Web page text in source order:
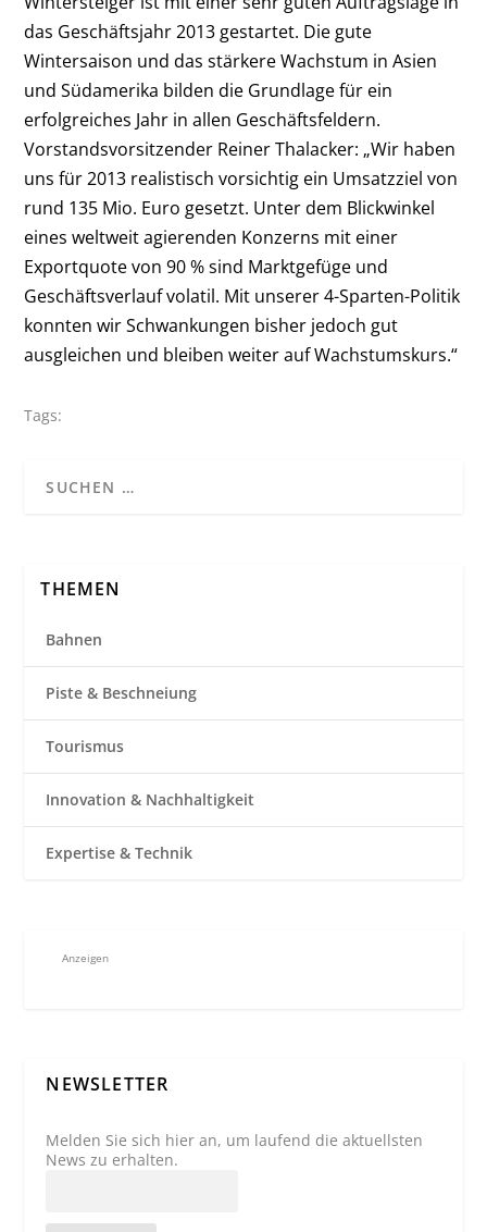
das Geschäftsjahr 2013 gestartet. Die gute
Wintersaison und das stärkere Wachstum in Asien
und Südamerika bilden die Grundlage für ein
erfolgreiches Jahr in allen Geschäftsfeldern.
Vorstandsvorsitzender Reiner Thalacker: „Wir haben
uns für 2013 realistisch vorsichtig ein Umsatzziel von
rund 135 Mio. Euro gesetzt. Unter dem Blickwinkel
eines weltweit agierenden Konzerns mit einer
Exportquote von 90 % sind Marktgefüge und
Geschäftsverlauf volatil. Mit unserer 4-Sparten-Politik
konnten wir Schwankungen bisher jedoch gut
ausgleichen und bleiben weiter auf Wachstumskurs.“
Tags:
THEMEN
Bahnen
Piste & Beschneiung
Tourismus
Innovation & Nachhaltigkeit
Expertise & Technik
Anzeigen
NEWSLETTER
Melden Sie sich hier an, um laufend die aktuellsten
News zu erhalten.